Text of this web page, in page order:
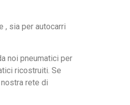
, sia per autocarri
noi pneumatici per
ricostruiti. Se
rete di